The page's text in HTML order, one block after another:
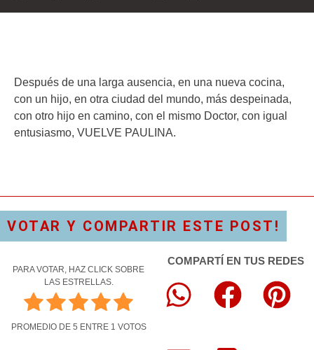
Después de una larga ausencia, en una nueva cocina,
con un hijo, en otra ciudad del mundo, más despeinada,
con otro hijo en camino, con el mismo Doctor, con igual
entusiasmo, VUELVE PAULINA.
VOTAR Y COMPARTIR ESTE POST!
PARA VOTAR, HAZ CLICK SOBRE
LAS ESTRELLAS.
PROMEDIO DE 5 ENTRE 1 VOTOS
COMPARTÍ EN TUS REDES